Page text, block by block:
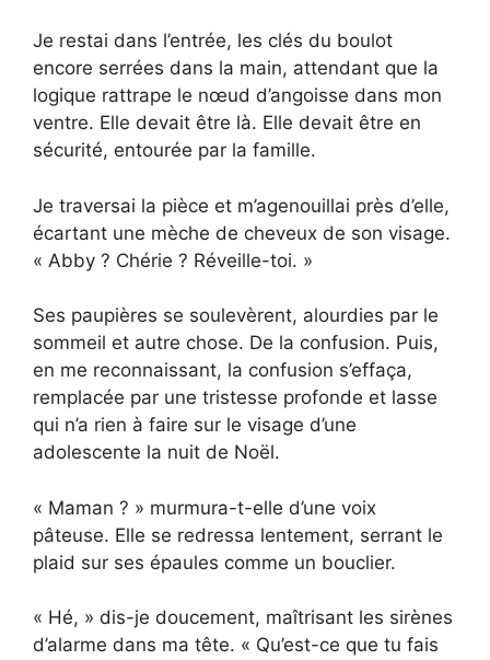
Je restai dans l’entrée, les clés du boulot
encore serrées dans la main, attendant que la
logique rattrape le nœud d’angoisse dans mon
ventre. Elle devait être là. Elle devait être en
sécurité, entourée par la famille.
Je traversai la pièce et m’agenouillai près d’elle,
écartant une mèche de cheveux de son visage.
« Abby ? Chérie ? Réveille-toi. »
Ses paupières se soulevèrent, alourdies par le
sommeil et autre chose. De la confusion. Puis,
en me reconnaissant, la confusion s’effaça,
remplacée par une tristesse profonde et lasse
qui n’a rien à faire sur le visage d’une
adolescente la nuit de Noël.
« Maman ? » murmura-t-elle d’une voix
pâteuse. Elle se redressa lentement, serrant le
plaid sur ses épaules comme un bouclier.
« Hé, » dis-je doucement, maîtrisant les sirènes
d’alarme dans ma tête. « Qu’est-ce que tu fais